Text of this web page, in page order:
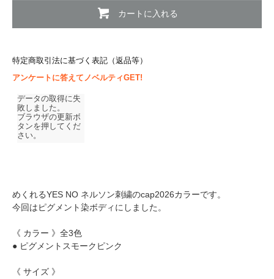
カートに入れる
特定商取引法に基づく表記（返品等）
アンケートに答えてノベルティGET!
めくれるYES NO ネルソン刺繍のcap2026カラーです。
今回はピグメント染ボディにしました。
《 カラー 》全3色
● ピグメントスモークピンク
《 サイズ 》